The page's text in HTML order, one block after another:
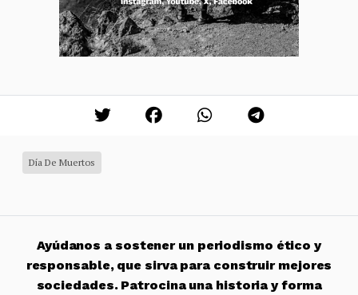
Día De Muertos
Ayúdanos a sostener un periodismo ético y
responsable, que sirva para construir mejores
sociedades. Patrocina una historia y forma